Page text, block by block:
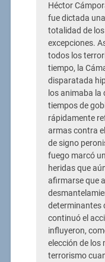
Héctor
fue dictada
totalidad de
excepciones.
todos los
tiempo, la
disparatada
los animaba la
tiempos de
rápidamente
armas contra
de signo
fuego marcó
heridas que
afirmarse que
determinantes
continuó el
influyeron,
elección de los
terrorismo